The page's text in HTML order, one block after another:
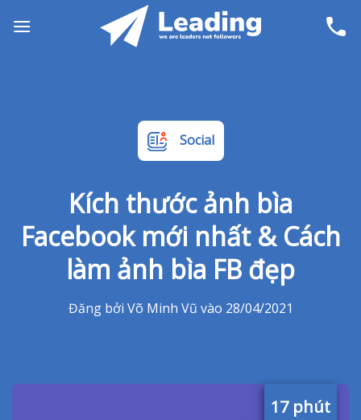
Social
Kích thước ảnh bìa
Facebook mới nhất & Cách
làm ảnh bìa FB đẹp
Đăng bởi Võ Minh Vũ vào 28/04/2021
17 phút